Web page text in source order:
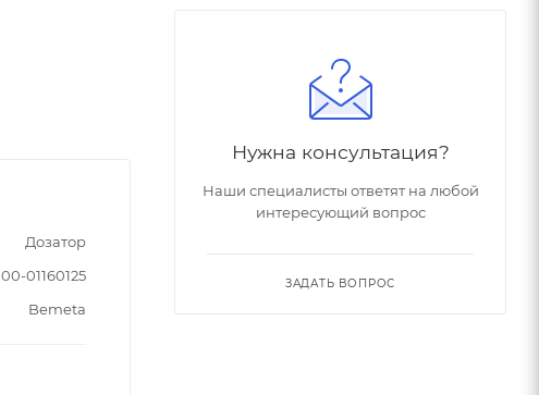
Дозатор
00-01160125
Bemeta
Нужна консультация?
Наши специалисты ответят на любой
интересующий вопрос
ЗАДАТЬ ВОПРОС